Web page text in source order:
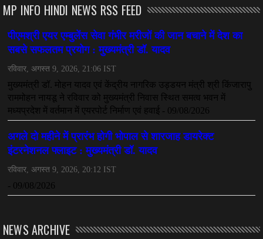
MP INFO HINDI NEWS RSS FEED
NEWS ARCHIVE